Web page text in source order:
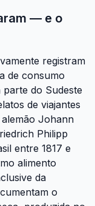
— e o
registram
de consumo
do Sudeste
de viajantes
Johann
Philipp
entre 1817 e
alimento
da
o